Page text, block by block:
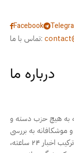
Facebook
تماس با ما:
درباره ما
به هیچ حزب دسته و
موشکافانه به بررسی
مهمترین رویدادهای ایران و خاورمیانه می پردازد.ترکیب اخبار ۲۴ ساعته،